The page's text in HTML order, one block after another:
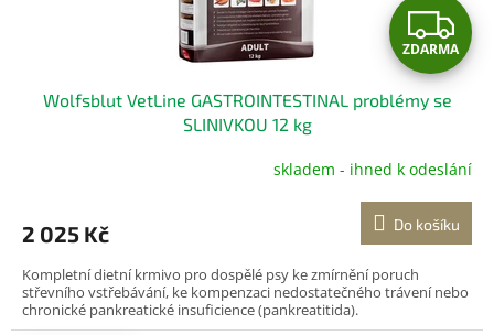
Z
D
R
M
A
ZDARMA
Wolfsblut VetLine GASTROINTESTINAL problémy se
SLINIVKOU 12 kg
je
z
5
hvězdiček.
skladem - ihned k odeslání
2 025 Kč Do košíku
Kompletní dietní krmivo pro dospělé psy ke zmírnění poruch
střevního vstřebávání, ke kompenzaci nedostatečného trávení nebo
chronické pankreatické insuficience (pankreatitida).